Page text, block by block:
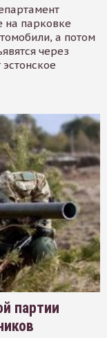
на парковке
а потом
через
партии